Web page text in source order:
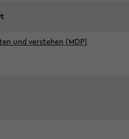
und verstehen (MDP)